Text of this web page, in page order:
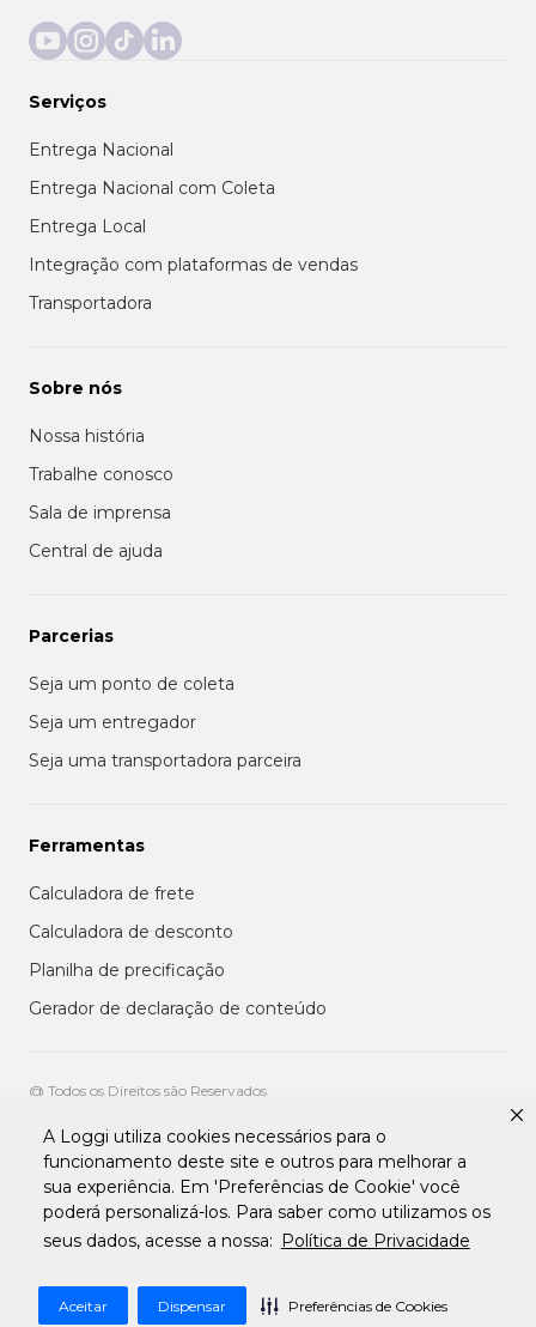
A Loggi utiliza cookies necessários para o
funcionamento deste site e outros para melhorar a
sua experiência. Em 'Preferências de Cookie' você
poderá personalizá-los. Para saber como utilizamos os
seus dados, acesse a nossa: Política de Privacidade
Aceitar Dispensar Preferências de Cookies
Serviços
Entrega Nacional
Entrega Nacional com Coleta
Entrega Local
Integração com plataformas de vendas
Transportadora
Sobre nós
Nossa história
Trabalhe conosco
Sala de imprensa
Central de ajuda
Parcerias
Seja um ponto de coleta
Seja um entregador
Seja uma transportadora parceira
Ferramentas
Calculadora de frete
Calculadora de desconto
Planilha de precificação
Gerador de declaração de conteúdo
@ Todos os Direitos são Reservados
Aviso de privacidade aos clientes
Termos de uso para entregadores
Termos e condições de uso da plataforma transportadora Loggi
Termos e Condições de Uso de Clientes
Tratamento de Dados pessoais Para Fornecedores
Desenvolvido por Apiki WordPress